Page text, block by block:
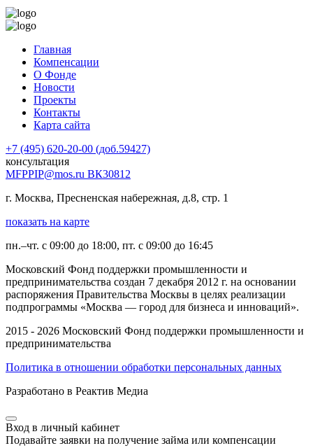
Главная
Компенсации
О Фонде
Новости
Проекты
Контакты
Карта сайта
+7 (495) 620-20-00 (доб.59427)
консультация
MFPPIP@mos.ru ВК30812
г. Москва, Пресненская набережная, д.8, стр. 1
показать на карте
пн.–чт. с 09:00 до 18:00, пт. с 09:00 до 16:45
Московский Фонд поддержки промышленности и
предпринимательства создан 7 декабря 2012 г. на основании
распоряжения Правительства Москвы в целях реализации
подпрограммы «Москва — город для бизнеса и инноваций».
2015 - 2026 Московский Фонд поддержки промышленности и
предпринимательства
Политика в отношении обработки персональных данных
Разработано в Реактив Медиа
Вход в личный кабинет
Подавайте заявки на получение займа или компенсации